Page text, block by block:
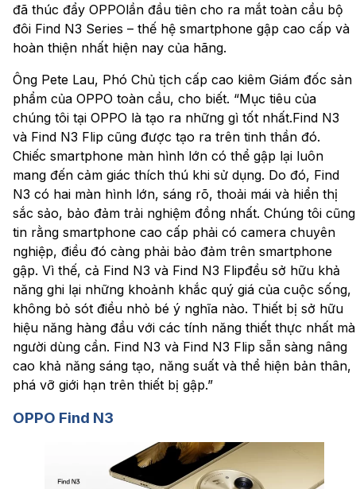
đã thúc đẩy OPPOlần đầu tiên cho ra mắt toàn cầu bộ
đôi Find N3 Series – thế hệ smartphone gập cao cấp và
hoàn thiện nhất hiện nay của hãng.
Ông Pete Lau, Phó Chủ tịch cấp cao kiêm Giám đốc sản
phẩm của OPPO toàn cầu, cho biết. “Mục tiêu của
chúng tôi tại OPPO là tạo ra những gì tốt nhất.Find N3
và Find N3 Flip cũng được tạo ra trên tinh thần đó.
Chiếc smartphone màn hình lớn có thể gập lại luôn
mang đến cảm giác thích thú khi sử dụng. Do đó, Find
N3 có hai màn hình lớn, sáng rõ, thoải mái và hiển thị
sắc sảo, bảo đảm trải nghiệm đồng nhất. Chúng tôi cũng
tin rằng smartphone cao cấp phải có camera chuyên
nghiệp, điều đó càng phải bảo đảm trên smartphone
gập. Vì thế, cả Find N3 và Find N3 Flipđều sở hữu khả
năng ghi lại những khoảnh khắc quý giá của cuộc sống,
không bỏ sót điều nhỏ bé ý nghĩa nào. Thiết bị sở hữu
hiệu năng hàng đầu với các tính năng thiết thực nhất mà
người dùng cần. Find N3 và Find N3 Flip sẵn sàng nâng
cao khả năng sáng tạo, năng suất và thể hiện bản thân,
phá vỡ giới hạn trên thiết bị gập.”
OPPO Find N3